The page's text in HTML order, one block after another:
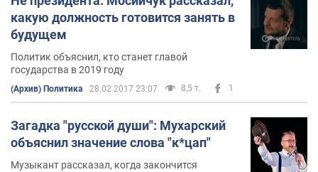
какую должность готовится занять в
будущем
Политик объяснил, кто станет главой
государства в 2019 году
(Архив) Политика 28.02.2017 23:07 8,5 т. 1
Загадка "русской души": Мухарский
объяснил значение слова "к*цап"
Музыкант рассказал, когда закончится